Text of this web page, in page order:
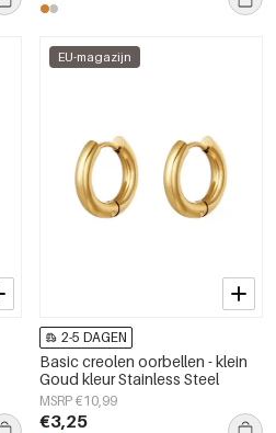
EU-magazijn
2-5 DAGEN
Basic creolen oorbellen - klein
Goud kleur Stainless Steel
MSRP €10,99
€3,25